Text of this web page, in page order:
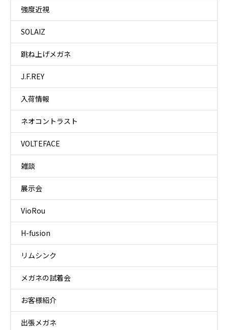
強度近視
SOLAIZ
跳ね上げメガネ
J.F.REY
入荷情報
ネオコントラスト
VOLTEFACE
雑談
展示会
VioRou
H-fusion
リムシンク
メガネの試着会
お客様紹介
出張メガネ